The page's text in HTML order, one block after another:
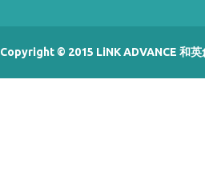
Copyright © 2015 LiNK ADVANCE 和